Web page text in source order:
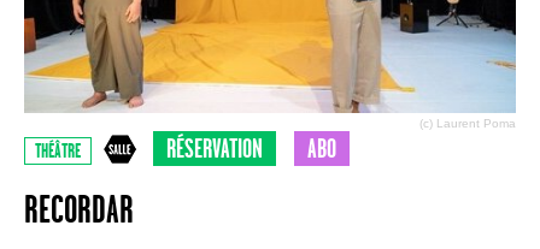
(c) Laurent Poma
THÉÂTRE RÉSERVATION ABO
RECORDAR